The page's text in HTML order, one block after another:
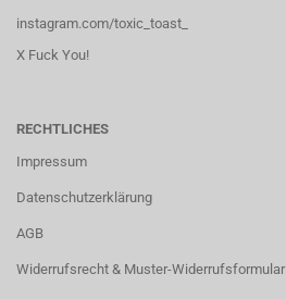
instagram.com/toxic_toast_
X Fuck You!
RECHTLICHES
Impressum
Datenschutzerklärung
AGB
Widerrufsrecht & Muster-Widerrufsformular